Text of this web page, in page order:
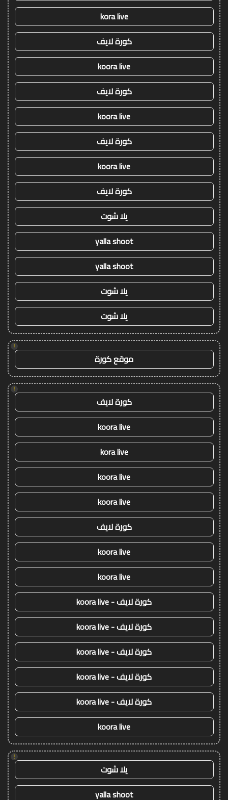
kora live
كورة لايف
koora live
كورة لايف
koora live
كورة لايف
koora live
كورة لايف
يلا شوت
yalla shoot
yalla shoot
يلا شوت
يلا شوت
!
موقع كورة
!
كورة لايف
koora live
kora live
koora live
koora live
كورة لايف
koora live
koora live
كورة لايف - koora live
كورة لايف - koora live
كورة لايف - koora live
كورة لايف - koora live
كورة لايف - koora live
koora live
!
يلا شوت
yalla shoot